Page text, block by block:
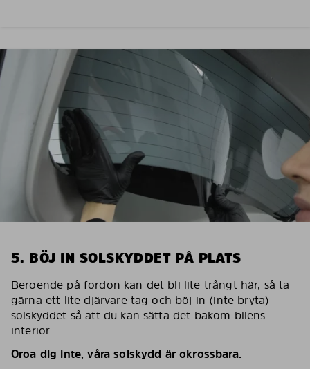
5. BÖJ IN SOLSKYDDET PÅ PLATS
Beroende på fordon kan det bli lite trångt här, så ta
gärna ett lite djärvare tag och böj in (inte bryta)
solskyddet så att du kan sätta det bakom bilens
interiör.
Oroa dig inte, våra solskydd är okrossbara.